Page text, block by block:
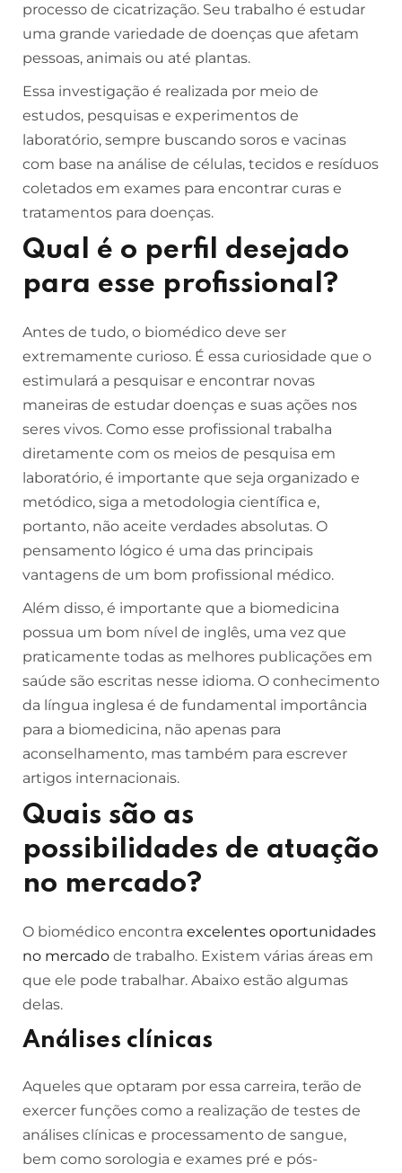
processo de cicatrização. Seu trabalho é estudar
uma grande variedade de doenças que afetam
pessoas, animais ou até plantas.
Essa investigação é realizada por meio de
estudos, pesquisas e experimentos de
laboratório, sempre buscando soros e vacinas
com base na análise de células, tecidos e resíduos
coletados em exames para encontrar curas e
tratamentos para doenças.
Qual é o perfil desejado
para esse profissional?
Antes de tudo, o biomédico deve ser
extremamente curioso. É essa curiosidade que o
estimulará a pesquisar e encontrar novas
maneiras de estudar doenças e suas ações nos
seres vivos. Como esse profissional trabalha
diretamente com os meios de pesquisa em
laboratório, é importante que seja organizado e
metódico, siga a metodologia científica e,
portanto, não aceite verdades absolutas. O
pensamento lógico é uma das principais
vantagens de um bom profissional médico.
Além disso, é importante que a biomedicina
possua um bom nível de inglês, uma vez que
praticamente todas as melhores publicações em
saúde são escritas nesse idioma. O conhecimento
da língua inglesa é de fundamental importância
para a biomedicina, não apenas para
aconselhamento, mas também para escrever
artigos internacionais.
Quais são as
possibilidades de atuação
no mercado?
O biomédico encontra excelentes oportunidades
no mercado de trabalho. Existem várias áreas em
que ele pode trabalhar. Abaixo estão algumas
delas.
Análises clínicas
Aqueles que optaram por essa carreira, terão de
exercer funções como a realização de testes de
análises clínicas e processamento de sangue,
bem como sorologia e exames pré e pós-